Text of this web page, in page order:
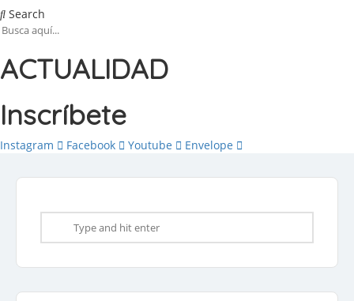
Search
ACTUALIDAD
Inscríbete
Instagram Facebook Youtube Envelope